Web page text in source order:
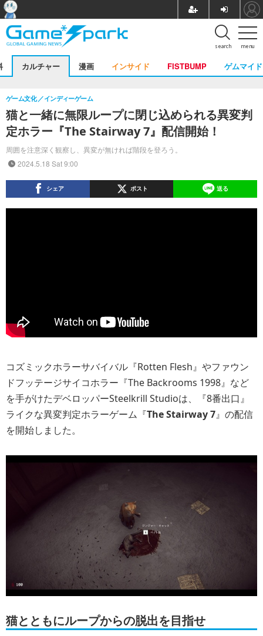
menu
search
カルチャー 漫画 インサイド FISTBUMP ゲムマイド
猫と一緒に無限ループに閉じ込められる異変判
定ホラー『The Stairway 7』配信開始！
周囲を注意深く観察し、異変が無ければ階段を登ろう。
ゲーム文化 インディーゲーム
2024.5.18 Sat 9:00
シェア ポスト 送る
コズミックホラーサバイバル『Rotten Flesh』やファウン
ドフッテージサイコホラー『The Backrooms 1998』など
を手がけたデベロッパーSteelkrill Studioは、『8番出口』
ライクな異変判定ホラーゲーム『The Stairway 7』の配信
を開始しました。
猫とともにループからの脱出を目指せ